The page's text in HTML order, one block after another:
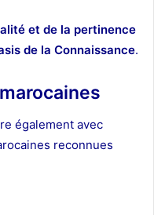
et de la pertinence
de la Connaissance.
également avec
reconnues